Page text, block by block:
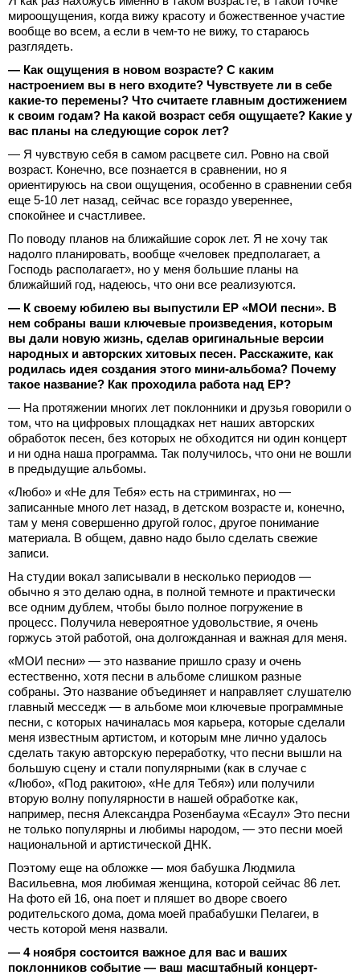
мироощущения, когда вижу красоту и божественное участие
вообще во всем, а если в чем-то не вижу, то стараюсь
разглядеть.
— ⁠Как ощущения в новом возрасте? С каким
настроением вы в него входите? Чувствуете ли в себе
какие-то перемены? Что считаете главным достижением
к своим годам? На какой возраст себя ощущаете? Какие у
вас планы на следующие сорок лет?
— Я чувствую себя в самом расцвете сил. Ровно на свой
возраст. Конечно, все познается в сравнении, но я
ориентируюсь на свои ощущения, особенно в сравнении себя
еще 5-10 лет назад, сейчас все гораздо увереннее,
спокойнее и счастливее.
По поводу планов на ближайшие сорок лет. Я не хочу так
надолго планировать, вообще «человек предполагает, а
Господь располагает», но у меня большие планы на
ближайший год, надеюсь, что они все реализуются.
— К своему юбилею вы выпустили ЕР «МОИ песни». В
нем собраны ваши ключевые произведения, которым
вы дали новую жизнь, сделав оригинальные версии
народных и авторских хитовых песен. Расскажите, как
родилась идея создания этого мини-альбома? Почему
такое название? Как проходила работа над ЕР?
— На протяжении многих лет поклонники и друзья говорили о
том, что на цифровых площадках нет наших авторских
обработок песен, без которых не обходится ни один концерт
и ни одна наша программа. Так получилось, что они не вошли
в предыдущие альбомы.
«Любо» и «Не для Тебя» есть на стримингах, но —
записанные много лет назад, в детском возрасте и, конечно,
там у меня совершенно другой голос, другое понимание
материала. В общем, давно надо было сделать свежие
записи.
На студии вокал записывали в несколько периодов —
обычно я это делаю одна, в полной темноте и практически
все одним дублем, чтобы было полное погружение в
процесс. Получила невероятное удовольствие, я очень
горжусь этой работой, она долгожданная и важная для меня.
«МОИ песни» — это название пришло сразу и очень
естественно, хотя песни в альбоме слишком разные
собраны. Это название объединяет и направляет слушателю
главный месседж — в альбоме мои ключевые программные
песни, с которых начиналась моя карьера, которые сделали
меня известным артистом, и которым мне лично удалось
сделать такую авторскую переработку, что песни вышли на
большую сцену и стали популярными (как в случае с
«Любо», «Под ракитою», «Не для Тебя») или получили
вторую волну популярности в нашей обработке как,
например, песня Александра Розенбаума «Есаул» Это песни
не только популярны и любимы народом, — это песни моей
национальной и артистической ДНК.
Поэтому еще на обложке — моя бабушка Людмила
Васильевна, моя любимая женщина, которой сейчас 86 лет.
На фото ей 16, она поет и пляшет во дворе своего
родительского дома, дома моей прабабушки Пелагеи, в
честь которой меня назвали.
— 4 ноября состоится важное для вас и ваших
поклонников событие — ваш масштабный концерт-